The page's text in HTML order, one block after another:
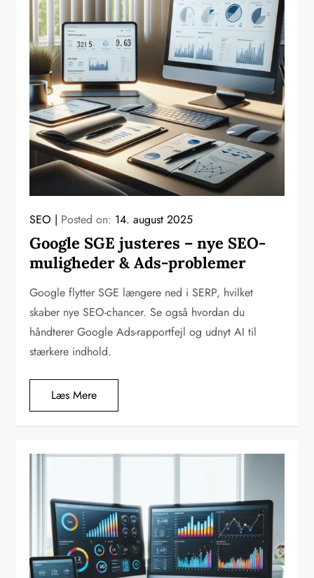
SEO Posted on: 14. august 2025
Google SGE justeres – nye SEO-
muligheder & Ads-problemer
Google flytter SGE længere ned i SERP, hvilket
skaber nye SEO-chancer. Se også hvordan du
håndterer Google Ads-rapportfejl og udnyt AI til
stærkere indhold.
Læs Mere